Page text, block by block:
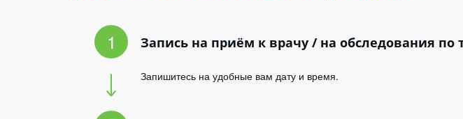
для клиентов НМ
Запись на приём к врачу / на обследования
Запишитесь на удобные вам дату и время.